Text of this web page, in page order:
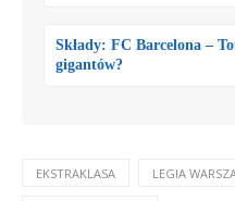
Składy: FC Barcelona –
gigantów?
EKSTRAKLASA LEGIA